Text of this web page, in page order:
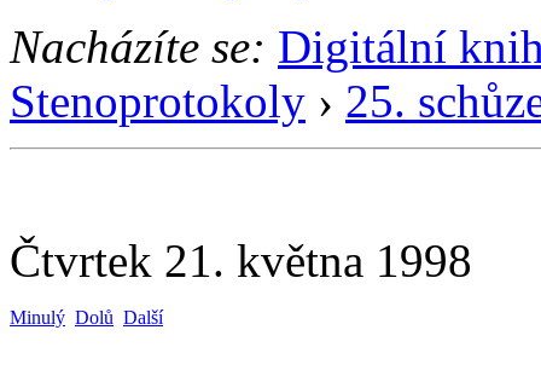
Nacházíte se: Digitální
Stenoprotokoly › 25.
Čtvrtek 21. května 1998
Minulý Dolů Další